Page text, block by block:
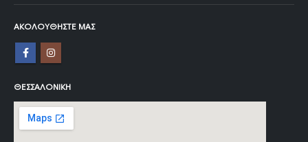
ΑΚΟΛΟΥΘΉΣΤΕ ΜΑΣ
ΘΕΣΣΑΛΟΝΊΚΗ